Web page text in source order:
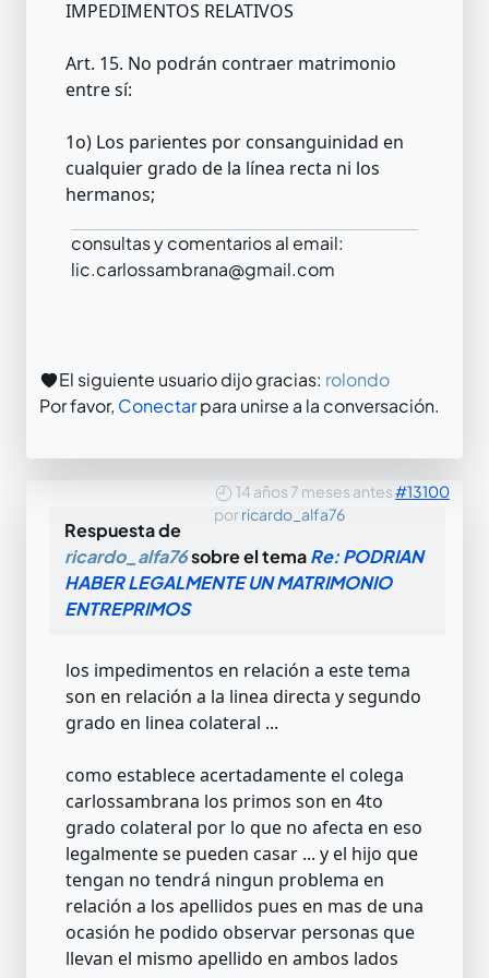
IMPEDIMENTOS RELATIVOS
Art. 15. No podrán contraer matrimonio
entre sí:
1o) Los parientes por consanguinidad en
cualquier grado de la línea recta ni los
hermanos;
consultas y comentarios al email:
lic.carlossambrana@gmail.com
El siguiente usuario dijo gracias: rolondo
Por favor, Conectarpara unirse a la conversación.
14 años 7 meses antes#13100
porricardo_alfa76
Respuesta de
ricardo_alfa76sobre el temaRe: PODRIAN
HABER LEGALMENTE UN MATRIMONIO
ENTREPRIMOS
los impedimentos en relación a este tema
son en relación a la linea directa y segundo
grado en linea colateral ...
como establece acertadamente el colega
carlossambrana los primos son en 4to
grado colateral por lo que no afecta en eso
legalmente se pueden casar ... y el hijo que
tengan no tendrá ningun problema en
relación a los apellidos pues en mas de una
ocasión he podido observar personas que
llevan el mismo apellido en ambos lados